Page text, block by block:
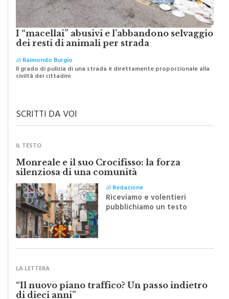
I “macellai” abusivi e l’abbandono selvaggio
dei resti di animali per strada
diRaimondo Burgio
Il grado di pulizia di una strada è direttamente proporzionale alla
civiltà dei cittadini
Monreale e il suo Crocifisso: la forza
silenziosa di una comunità
diRedazione
Riceviamo e volentieri
pubblichiamo un testo
inviato dalla scrittrice
monrealese Mariella
“Il nuovo piano traffico? Un passo indietro
di dieci anni”